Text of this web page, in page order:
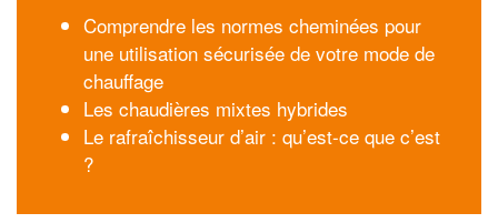
Comprendre les normes cheminées pour
une utilisation sécurisée de votre mode de
chauffage
Les chaudières mixtes hybrides
Le rafraîchisseur d’air : qu’est-ce que c’est
?